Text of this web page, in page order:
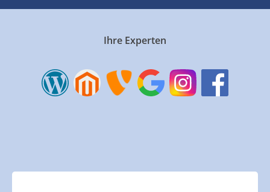
Ihre Experten